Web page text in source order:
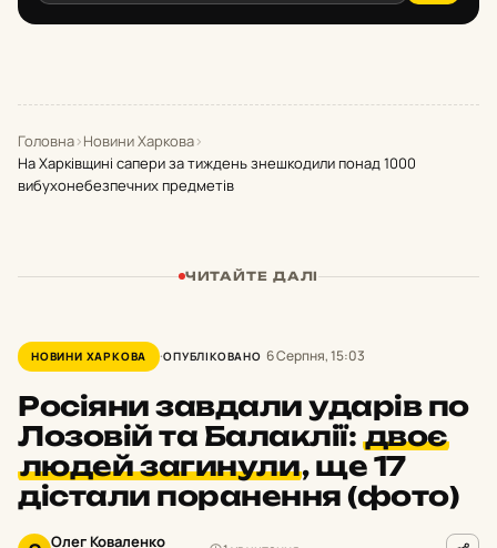
Головна›Новини Харкова›
На Харківщині сапери за тиждень знешкодили понад 1000
вибухонебезпечних предметів
ЧИТАЙТЕ ДАЛІ
НОВИНИ ХАРКОВА ОПУБЛІКОВАНО 6 Серпня, 15:03
Росіяни завдали ударів по
Лозовій та Балаклії: двоє
людей загинули,ще 17
дістали поранення (фото)
Олег Коваленко